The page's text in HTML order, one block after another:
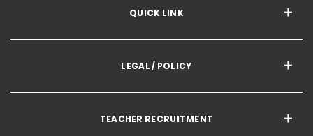
QUICK LINK
LEGAL / POLICY
TEACHER RECRUITMENT